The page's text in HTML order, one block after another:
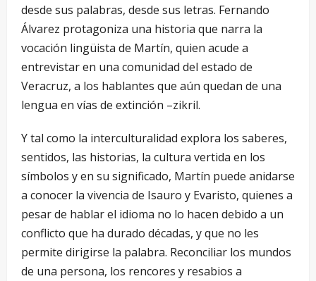
desde sus palabras, desde sus letras. Fernando
Álvarez protagoniza una historia que narra la
vocación lingüista de Martín, quien acude a
entrevistar en una comunidad del estado de
Veracruz, a los hablantes que aún quedan de una
lengua en vías de extinción –zikril.
Y tal como la interculturalidad explora los saberes,
sentidos, las historias, la cultura vertida en los
símbolos y en su significado, Martín puede anidarse
a conocer la vivencia de Isauro y Evaristo, quienes a
pesar de hablar el idioma no lo hacen debido a un
conflicto que ha durado décadas, y que no les
permite dirigirse la palabra. Reconciliar los mundos
de una persona, los rencores y resabios a